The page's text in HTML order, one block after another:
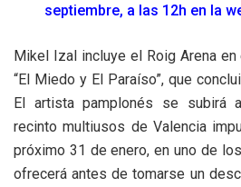
septiembre, a las 12h en la
Mikel Izal incluye el Roig Arena
“El Miedo y El Paraíso”, que
El artista pamplonés se subirá
recinto multiusos de Valencia
próximo 31 de enero, en uno de
ofrecerá antes de tomarse un